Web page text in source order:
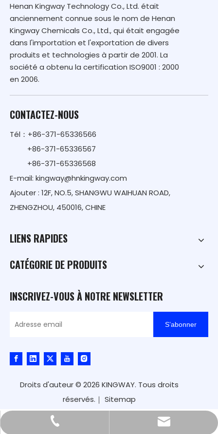
Henan Kingway Technology Co., Ltd. était
anciennement connue sous le nom de Henan
Kingway Chemicals Co., Ltd., qui était engagée
dans l'importation et l'exportation de divers
produits et technologies à partir de 2001. La
société a obtenu la certification ISO9001 : 2000
en 2006.
CONTACTEZ-NOUS
Tél：+86-371-65336566
+86-371-65336567
+86-371-65336568
E-mail: kingway@hnkingway.com
Ajouter : 12F, NO.5, SHANGWU WAIHUAN ROAD,
ZHENGZHOU, 450016, CHINE
LIENS RAPIDES
CATÉGORIE DE PRODUITS
INSCRIVEZ-VOUS À NOTRE NEWSLETTER
S’abonner
Droits d'auteur © 2026 KINGWAY. Tous droits
réservés.｜ Sitemap